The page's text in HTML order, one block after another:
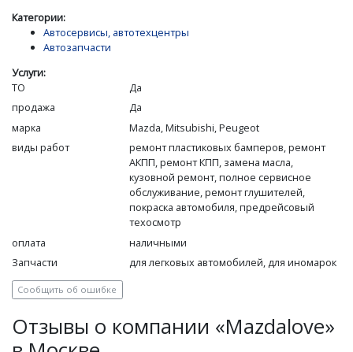
Категории:
Автосервисы, автотехцентры
Автозапчасти
Услуги:
ТО
Да
продажа
Да
марка
Mazda, Mitsubishi, Peugeot
виды работ
ремонт пластиковых бамперов, ремонт
АКПП, ремонт КПП, замена масла,
кузовной ремонт, полное сервисное
обслуживание, ремонт глушителей,
покраска автомобиля, предрейсовый
техосмотр
оплата
наличными
Запчасти
для легковых автомобилей, для иномарок
Сообщить об ошибке
Отзывы о компании «Mazdalove»